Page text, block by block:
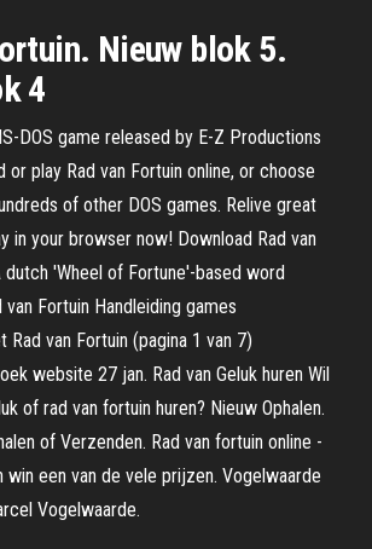
Nieuw blok 5.
4
DOS game released by E-Z Productions
or play Rad van Fortuin online, or choose
of other DOS games. Relive great
in your browser now! Download Rad van
'Wheel of Fortune'-based word
Fortuin Handleiding games
Rad van Fortuin (pagina 1 van 7)
website 27 jan. Rad van Geluk huren Wil
of rad van fortuin huren? Nieuw Ophalen.
of Verzenden. Rad van fortuin online -
een van de vele prijzen. Vogelwaarde
Vogelwaarde.